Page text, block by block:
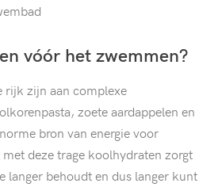
vóór het zwemmen?
rijk zijn aan complexe
zoete aardappelen en
bron van energie voor
deze trage koolhydraten zorgt
langer behoudt en dus langer kunt